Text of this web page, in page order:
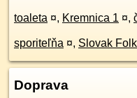
toaleta ¤, Kremnica 1 ¤,
sporiteľňa ¤, Slovak
Doprava